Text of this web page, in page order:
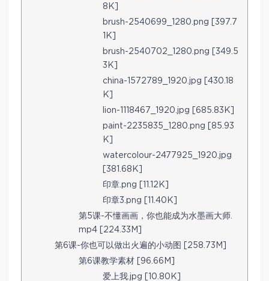
8K]
brush-2540699_1280.png [397.7
1K]
brush-2540702_1280.png [349.5
3K]
china-1572789_1920.jpg [430.18
K]
lion-1118467_1920.jpg [685.83K]
paint-2235835_1280.png [85.93
K]
watercolour-2477925_1920.jpg
[381.68K]
印章.png [11.12K]
印章3.png [11.40K]
第5课-不懂画画，你也能成为水墨画大师.
mp4 [224.33M]
第6课-你也可以做出火遍的小动图 [258.73M]
第6课教学素材 [96.66M]
爱上我.jpg [10.80K]